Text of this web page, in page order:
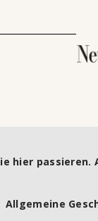
hier
Allgemeine